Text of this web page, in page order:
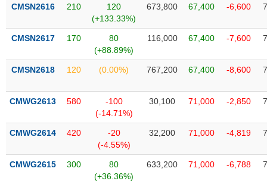
CMSN2616 210
120
(+133.33%)
673,800 67,400 -6,600
CMSN2617 170
80
(+88.89%)
116,000 67,400 -7,600
CMSN2618 120 (0.00%) 767,200 67,400 -8,600
CMWG2613 580
-100
(-14.71%)
30,100 71,000 -2,850
CMWG2614 420
-20
(-4.55%)
32,200 71,000 -4,819
CMWG2615 300
80
(+36.36%)
633,200 71,000 -6,788
Lãnh
(-)
Người nội bộ Người liên quan
tức
(-)
của